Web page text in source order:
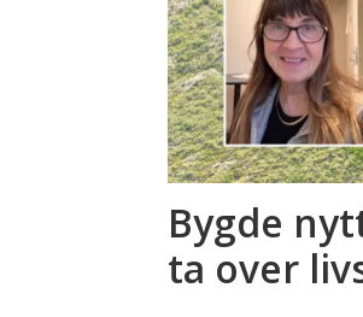
Bygde
ta over